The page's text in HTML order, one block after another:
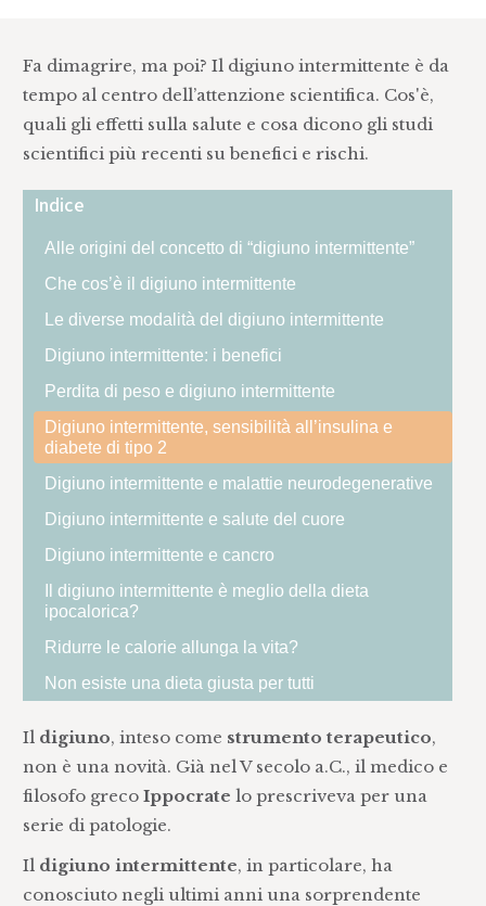
Fa dimagrire, ma poi? Il digiuno intermittente è da
tempo al centro dell’attenzione scientifica. Cos'è,
quali gli effetti sulla salute e cosa dicono gli studi
scientifici più recenti su benefici e rischi.
Indice
Alle origini del concetto di “digiuno intermittente”
Che cos’è il digiuno intermittente
Le diverse modalità del digiuno intermittente
Digiuno intermittente: i benefici
Perdita di peso e digiuno intermittente
Digiuno intermittente, sensibilità all’insulina e
diabete di tipo 2
Digiuno intermittente e malattie neurodegenerative
Digiuno intermittente e salute del cuore
Digiuno intermittente e cancro
Il digiuno intermittente è meglio della dieta
ipocalorica?
Ridurre le calorie allunga la vita?
Non esiste una dieta giusta per tutti
Il digiuno, inteso come strumento terapeutico,
non è una novità. Già nel V secolo a.C., il medico e
filosofo grecoIppocrate lo prescriveva per una
serie di patologie.
Il digiuno intermittente, in particolare, ha
conosciuto negli ultimi anni una sorprendente